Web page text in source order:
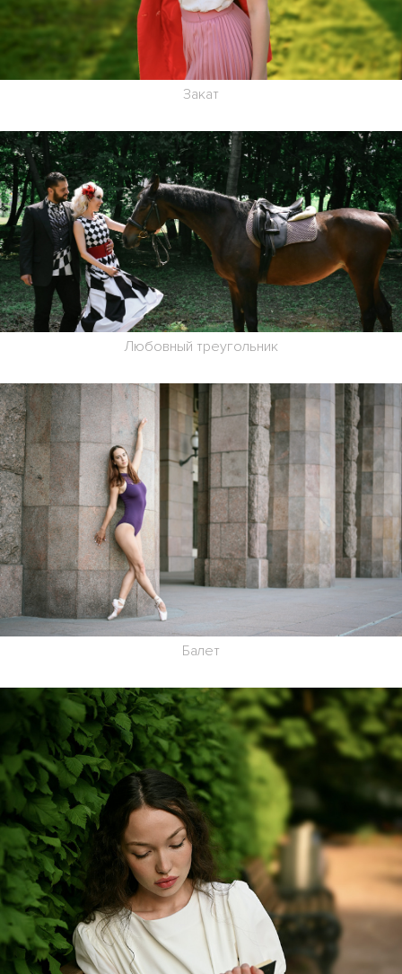
Закат
Любовный треугольник
Балет